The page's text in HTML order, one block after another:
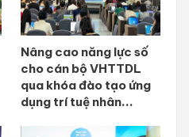
Nâng cao năng lực số
cho cán bộ VHTTDL
qua khóa đào tạo ứng
dụng trí tuệ nhân...